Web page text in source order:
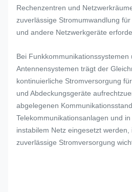
Ausgangsspannung
Ausgangsleistung
Rechenzentren und
zuverlässige Stromumwandlung
und andere Netzwerkgeräte
Bei Funkkommunikationssystemen
Antennensystemen trägt der
kontinuierliche Stromversorgung
und Abdeckungsgeräte
abgelegenen
Telekommunikationsanlagen und
instabilem Netz eingesetzt werden,
zuverlässige Stromversorgung